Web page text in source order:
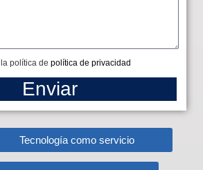
política de política de privacidad
Enviar
Tecnología como servicio